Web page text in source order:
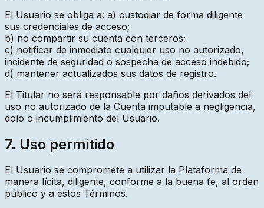
El Usuario se obliga a: a) custodiar de forma diligente
sus credenciales de acceso;
b) no compartir su cuenta con terceros;
c) notificar de inmediato cualquier uso no autorizado,
incidente de seguridad o sospecha de acceso indebido;
d) mantener actualizados sus datos de registro.
El Titular no será responsable por daños derivados del
uso no autorizado de la Cuenta imputable a negligencia,
dolo o incumplimiento del Usuario.
7. Uso permitido
El Usuario se compromete a utilizar la Plataforma de
manera lícita, diligente, conforme a la buena fe, al orden
público y a estos Términos.